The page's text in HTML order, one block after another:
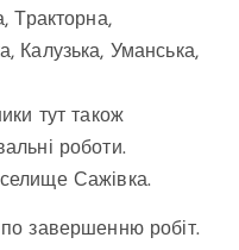
Тракторна,
Калузька, Уманська,
тут також
роботи.
Сажівка.
завершенню робіт.